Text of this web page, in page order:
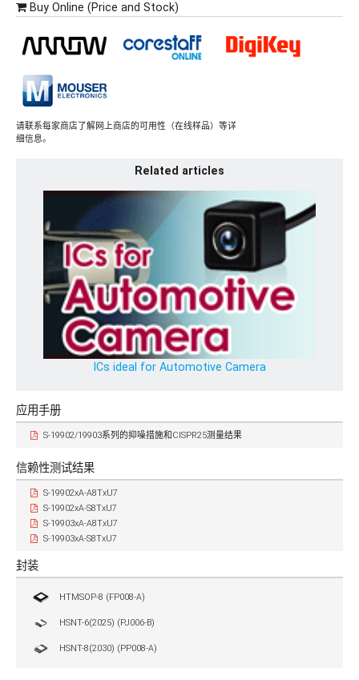
Buy Online (Price and Stock)
请联系每家商店了解网上商店的可用性（在线样品）等详
细信息。
Related articles
ICs ideal for Automotive Camera
应用手册
S-19902/19903系列的抑噪措施和CISPR25测量结果
信赖性测试结果
S-19902xA-A8TxU7
S-19902xA-S8TxU7
S-19903xA-A8TxU7
S-19903xA-S8TxU7
封装
HTMSOP-8 (FP008-A)
HSNT-6(2025) (PJ006-B)
HSNT-8(2030) (PP008-A)